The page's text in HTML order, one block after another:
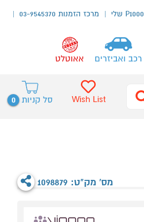
P1000 שלי מרכז הזמנות 03-9545370
רכב ואביזרים אאוטלט
סל קניות 0 Wish List
מס' מק"ט: 1098879